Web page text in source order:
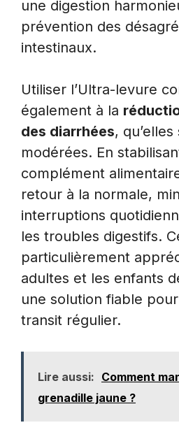
une digestion
prévention des
intestinaux.
Utiliser l’Ultra-levure
également à la
des diarrhées,
modérées. En
complément
retour à la normale,
interruptions
les troubles digestifs.
particulièrement
adultes et les enfants
une solution fiable
transit régulier.
Lire aussi: Comment
grenadille jaune ?